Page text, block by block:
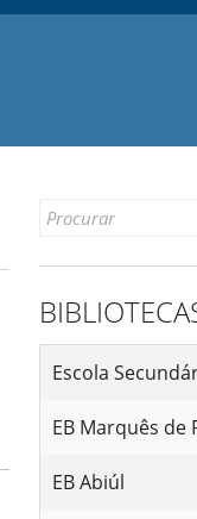
Search
Escola
EB Marquês de
EB Abiúl